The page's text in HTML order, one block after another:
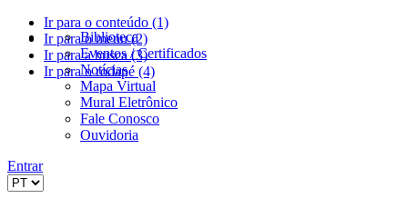
Ir para o conteúdo (1)
Ir para o menu (2)
Ir para a busca (3)
Ir para o rodapé (4)
Biblioteca
Eventos / Certificados
Notícias
Mapa Virtual
Mural Eletrônico
Fale Conosco
Ouvidoria
Entrar